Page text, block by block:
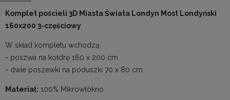
Komplet pościeli 3D Miasta Świata Londyn Most Londyński
160x200 3-częściowy
W skład kompletu wchodzą:
- poszwa na kołdrę 160 x 200 cm
- dwie poszewki na poduszki 70 x 80 cm
Materiał: 100% Mikrowłókno